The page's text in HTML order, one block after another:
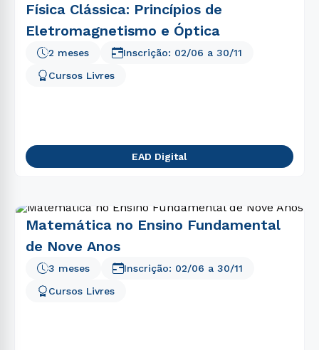
Física Clássica: Princípios de
Eletromagnetismo e Óptica
Cursos Livres
2 meses Inscrição: 02/06 a 30/11
EAD Digital
Matemática no Ensino Fundamental
de Nove Anos
Cursos Livres
3 meses Inscrição: 02/06 a 30/11